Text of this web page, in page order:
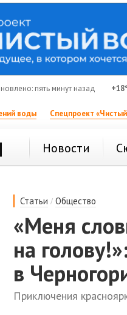
пять минут назад
воды Спецпроект
Новости
Статьи /Общество
«Меня
на
в
Приключения